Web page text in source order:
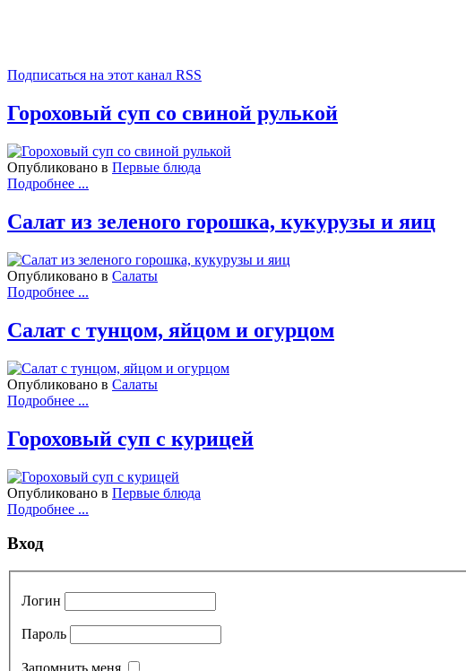
Подписаться на этот канал RSS
Гороховый суп со свиной рулькой
Опубликовано в Первые блюда
Подробнее ...
Салат из зеленого горошка, кукурузы и яиц
Опубликовано в Салаты
Подробнее ...
Салат с тунцом, яйцом и огурцом
Опубликовано в Салаты
Подробнее ...
Гороховый суп с курицей
Опубликовано в Первые блюда
Подробнее ...
Вход
Логин
Пароль
Запомнить меня